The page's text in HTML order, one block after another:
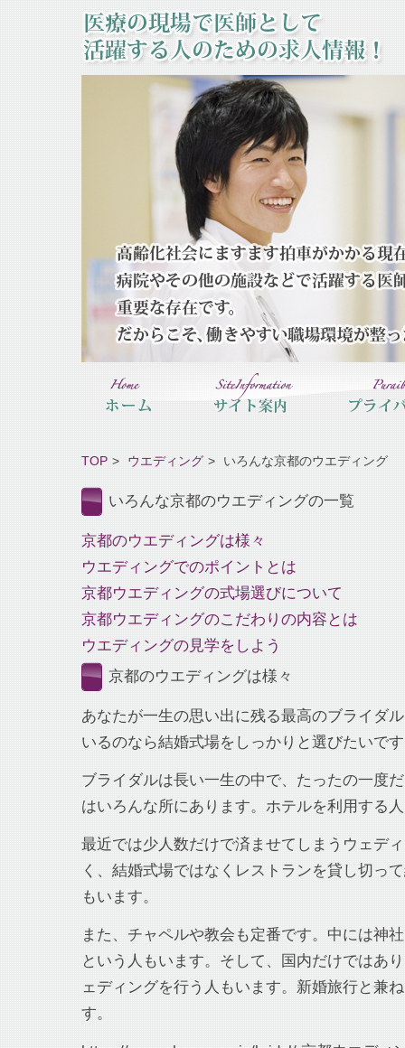
TOP ウエディング いろんな京都のウエディング
いろんな京都のウエディングの一覧
京都のウエディングは様々
ウエディングでのポイントとは
京都ウエディングの式場選びについて
京都ウエディングのこだわりの内容とは
ウエディングの見学をしよう
京都のウエディングは様々
あなたが一生の思い出に残る最高のブライダ
いるのなら結婚式場をしっかりと選びたいで
ブライダルは長い一生の中で、たったの一度
はいろんな所にあります。ホテルを利用する
最近では少人数だけで済ませてしまうウェデ
く、結婚式場ではなくレストランを貸し切っ
もいます。
また、チャペルや教会も定番です。中には神
という人もいます。そして、国内だけではあ
ェディングを行う人もいます。新婚旅行と兼
す。